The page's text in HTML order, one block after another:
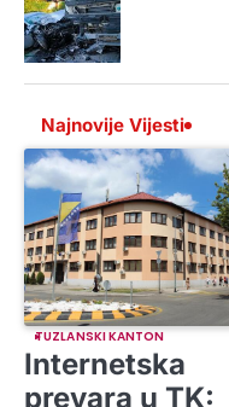
Najnovije Vijesti
TUZLANSKI KANTON
Internetska
prevara u TK: